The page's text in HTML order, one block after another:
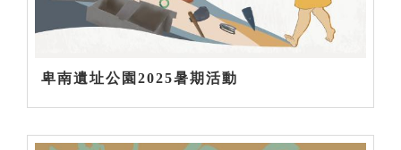
卑南遺址公園2025暑期活動